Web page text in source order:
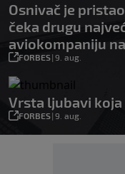
Osnivač je
čeka drugu
aviokompaniju
FORBES| 9. aug.
Vrsta ljubavi
FORBES| 9. aug.